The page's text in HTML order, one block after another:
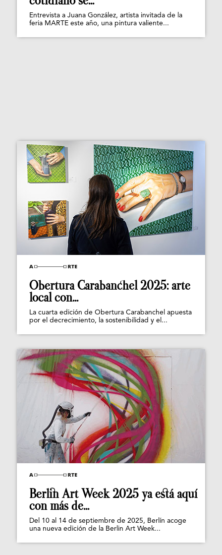
Entrevista a Juana González, artista invitada de la
feria MARTE este año, una pintura valiente...
Obertura Carabanchel 2025: arte
local con...
La cuarta edición de Obertura Carabanchel apuesta
por el decrecimiento, la sostenibilidad y el...
Berlin Art Week 2025 ya está aquí
con más de...
Del 10 al 14 de septiembre de 2025, Berlín acoge
una nueva edición de la Berlin Art Week...